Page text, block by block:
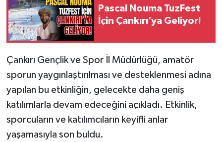
Pascal Nouma TuzFest
İçin Çankırı’ya Geliyor!
Çankırı Gençlik ve Spor İl Müdürlüğü, amatör
sporun yaygınlaştırılması ve desteklenmesi adına
yapılan bu etkinliğin, gelecekte daha geniş
katılımlarla devam edeceğini açıkladı. Etkinlik,
sporcuların ve katılımcıların keyifli anlar
yaşamasıyla son buldu.